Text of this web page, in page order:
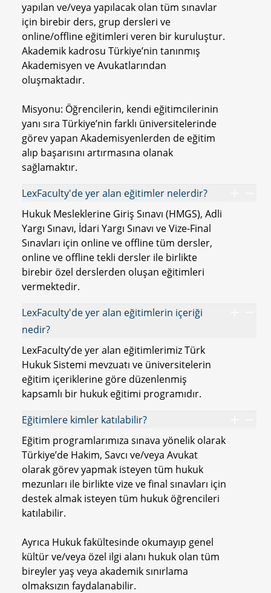
yapılan ve/veya yapılacak olan tüm sınavlar
için birebir ders, grup dersleri ve
online/offline eğitimleri veren bir kuruluştur.
Akademik kadrosu Türkiye’nin tanınmış
Akademisyen ve Avukatlarından
oluşmaktadır.
Misyonu: Öğrencilerin, kendi eğitimcilerinin
yanı sıra Türkiye’nin farklı üniversitelerinde
görev yapan Akademisyenlerden de eğitim
alıp başarısını artırmasına olanak
sağlamaktır.
LexFaculty'de yer alan eğitimler nelerdir?
Hukuk Mesleklerine Giriş Sınavı (HMGS), Adli
Yargı Sınavı, İdari Yargı Sınavı ve Vize-Final
Sınavları için online ve offline tüm dersler,
online ve offline tekli dersler ile birlikte
birebir özel derslerden oluşan eğitimleri
vermektedir.
LexFaculty'de yer alan eğitimlerin içeriği
nedir?
LexFaculty’de yer alan eğitimlerimiz Türk
Hukuk Sistemi mevzuatı ve üniversitelerin
eğitim içeriklerine göre düzenlenmiş
kapsamlı bir hukuk eğitimi programıdır.
Eğitimlere kimler katılabilir?
Eğitim programlarımıza sınava yönelik olarak
Türkiye’de Hakim, Savcı ve/veya Avukat
olarak görev yapmak isteyen tüm hukuk
mezunları ile birlikte vize ve final sınavları için
destek almak isteyen tüm hukuk öğrencileri
katılabilir.
Ayrıca Hukuk fakültesinde okumayıp genel
kültür ve/veya özel ilgi alanı hukuk olan tüm
bireyler yaş veya akademik sınırlama
olmaksızın faydalanabilir.